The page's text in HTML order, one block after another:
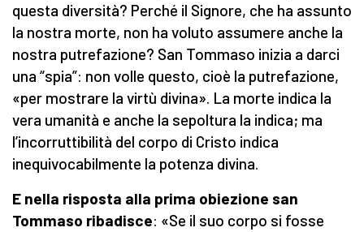
questa diversità? Perché il Signore, che ha assunto
la nostra morte, non ha voluto assumere anche la
nostra putrefazione? San Tommaso inizia a darci
una “spia”: non volle questo, cioè la putrefazione,
«per mostrare la virtù divina». La morte indica la
vera umanità e anche la sepoltura la indica; ma
l’incorruttibilità del corpo di Cristo indica
inequivocabilmente la potenza divina.
E nella risposta alla prima obiezione san
Tommaso ribadisce: «Se il suo corpo si fosse